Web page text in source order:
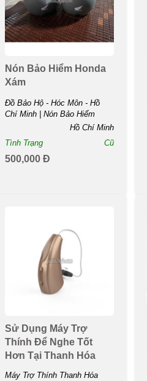
Nón Bảo Hiểm Honda
Xám
Đồ Bảo Hộ - Hóc Môn - Hồ
Chí Minh | Nón Bảo Hiểm
Hồ Chí Minh
Tình Trạng
Cũ
500,000 Đ
Sử Dụng Máy Trợ
Thính Để Nghe Tốt
Hơn Tại Thanh Hóa
Máy Trợ Thính Thanh Hóa